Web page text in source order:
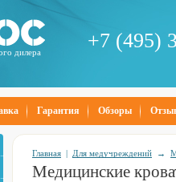
дилера
+7 (495)
Гарантия Обзоры
Главная | Для медучреждений →
Медицинские